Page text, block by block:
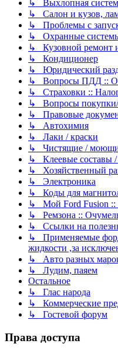
↳ Выхлопная
↳ Салон и кузов,
↳ Проблемы с
↳ Охранные
↳ Кузовной ремонт
↳ Кондиционер
↳ Юридический
↳ Вопросы ПДД ::
↳ Страховки ::
↳ Вопросы
↳ Правовые
↳ Автохимия
↳ Лаки / краски
↳ Чистящие /
↳ Клеевые составы /
↳ Хозяйственный
↳ Электроника
↳ Коды для
↳ Мой Ford Fusion ::
↳ Ремзона ::
↳ Ссылки на
↳ Применяемые
жидкости ,за
↳ Авто разных
↳ Лудим, паяем
Остальное
↳ Глас народа
↳ Коммерческие
↳ Гостевой форум
Права доступа